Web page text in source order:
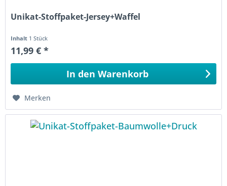
Unikat-Stoffpaket-Jersey+Waffel
Inhalt 1 Stück
11,99 € *
In den Warenkorb
Merken